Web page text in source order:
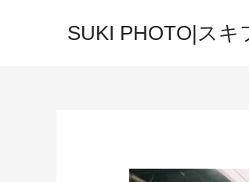
SUKI PHOTO|スキ